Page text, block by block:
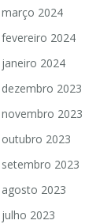
março 2024
fevereiro 2024
janeiro 2024
dezembro 2023
novembro 2023
outubro 2023
setembro 2023
agosto 2023
julho 2023